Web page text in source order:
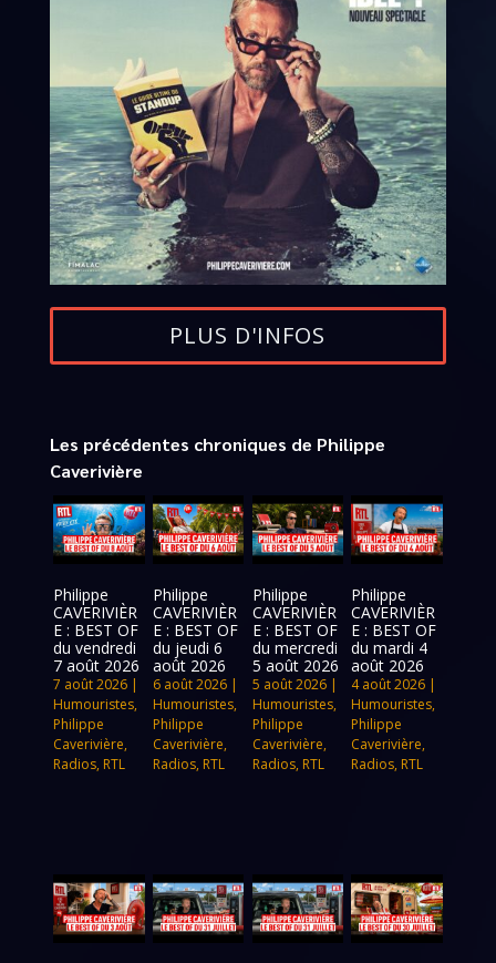
PLUS D'INFOS
Les précédentes chroniques de Philippe
Caverivière
Philippe
CAVERIVIÈR
E : BEST OF
du vendredi
7 août 2026
7 août 2026 |
Humouristes,
Philippe
Caverivière,
Radios, RTL
Philippe
CAVERIVIÈR
E : BEST OF
du jeudi 6
août 2026
6 août 2026|
Humouristes,
Philippe
Caverivière,
Radios, RTL
Philippe
CAVERIVIÈR
E : BEST OF
du mercredi
5 août 2026
5 août 2026|
Humouristes,
Philippe
Caverivière,
Radios, RTL
Philippe
CAVERIVIÈR
E : BEST OF
du mardi 4
août 2026
4 août 2026 |
Humouristes,
Philippe
Caverivière,
Radios, RTL